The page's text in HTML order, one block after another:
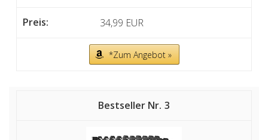
34,99 EUR
*Zum Angebot »
3